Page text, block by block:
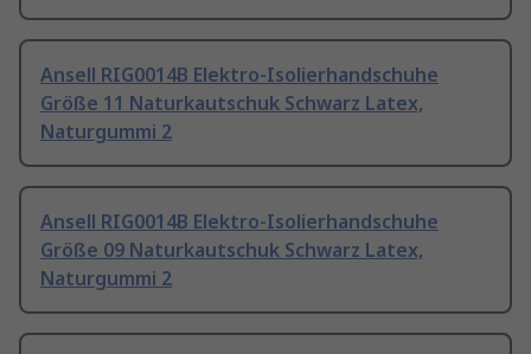
Ansell RIG0014B Elektro-Isolierhandschuhe
Größe 11 Naturkautschuk Schwarz Latex,
Naturgummi 2
Ansell RIG0014B Elektro-Isolierhandschuhe
Größe 09 Naturkautschuk Schwarz Latex,
Naturgummi 2